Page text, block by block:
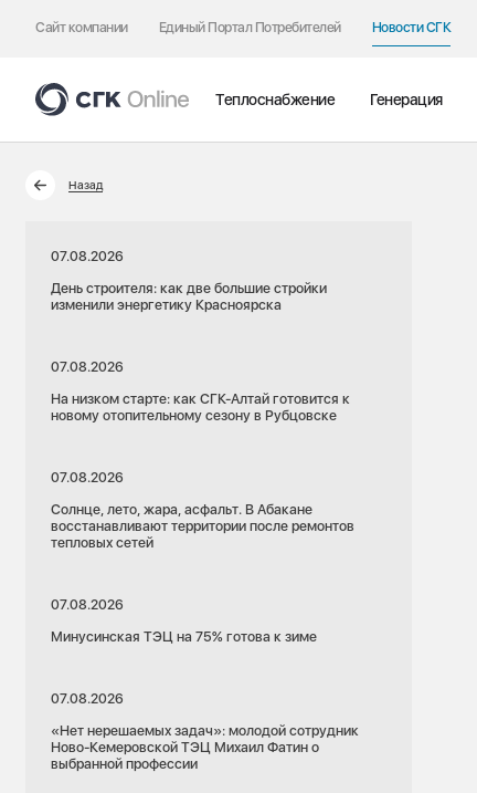
Сайт компании Единый Портал Потребителей Новости СГК
Теплоснабжение Генерация
Назад
07.08.2026
День строителя: как две большие стройки
изменили энергетику Красноярска
07.08.2026
На низком старте: как СГК-Алтай готовится к
новому отопительному сезону в Рубцовске
07.08.2026
Солнце, лето, жара, асфальт. В Абакане
восстанавливают территории после ремонтов
тепловых сетей
07.08.2026
Минусинская ТЭЦ на 75% готова к зиме
07.08.2026
«Нет нерешаемых задач»: молодой сотрудник
Ново-Кемеровской ТЭЦ Михаил Фатин о
выбранной профессии